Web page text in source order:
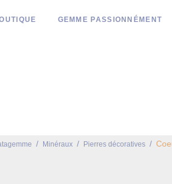
GEMME PASSIONNÉMENT
/ Minéraux / Pierres décoratives /